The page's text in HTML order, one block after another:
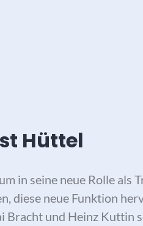
Hüttel
in seine neue Rolle als
diese neue Funktion
Bracht und Heinz Kuttin